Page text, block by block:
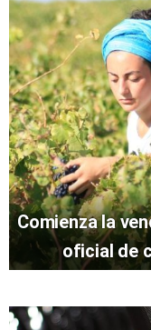
Comienza la
oficial de